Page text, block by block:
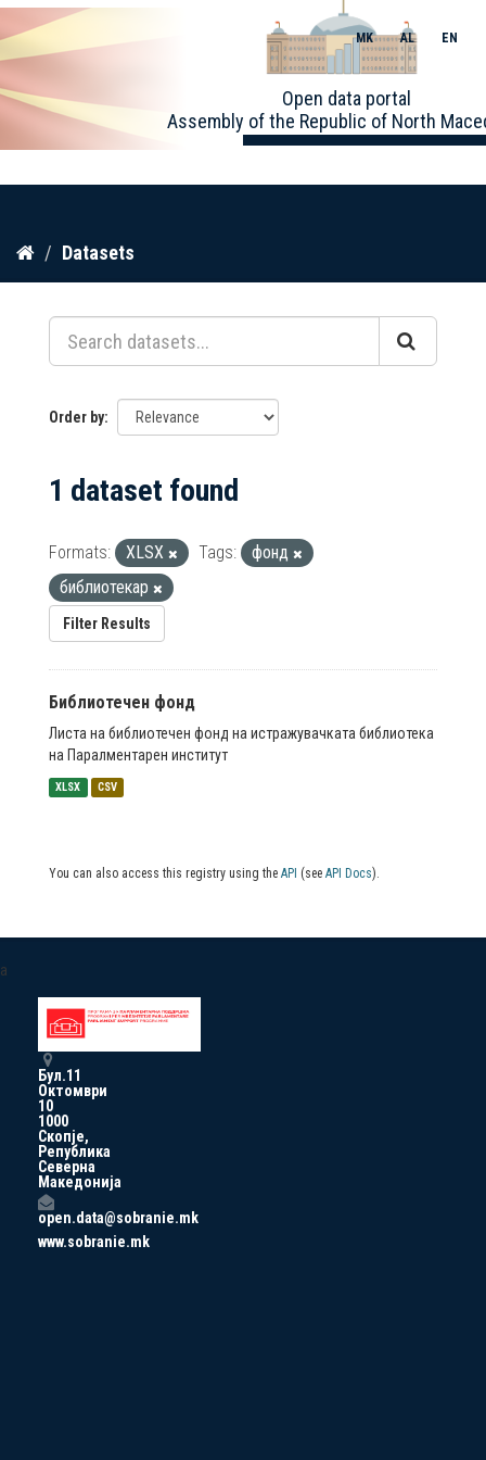
Skip
content
Open data portal
Assembly of the Republic of North
MK AL EN
Datasets
Order by
1 dataset found
Formats: XLSX Tags:
фонд
библиотекар
Filter Results
Библиотечен фонд
Листа на библиотечен фонд на истражувачката библиотека
на Паралментарен институт
XLSX CSV
You can also access this registry using the API (see API Docs).
a
Бул.11
Октомври
10
1000
Скопје,
Република
Северна
Македонија
open.data@sobranie.mk
www.sobranie.mk